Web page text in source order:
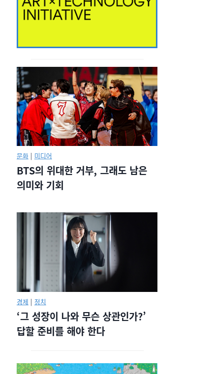
문화 | 미디어
BTS의 위대한 거부, 그래도 남은
의미와 기회
경제 | 정치
‘그 성장이 나와 무슨 상관인가?’
답할 준비를 해야 한다